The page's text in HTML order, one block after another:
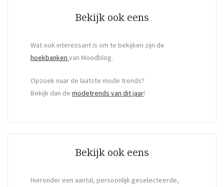
Bekijk ook eens
Wat ook interessant is om te bekijken zijn de
hoekbanken van Moodblog.
Opzoek naar de laatste mode trends?
Bekijk dan de modetrends van dit jaar!
Bekijk ook eens
Hieronder een aantal, persoonlijk geselecteerde,